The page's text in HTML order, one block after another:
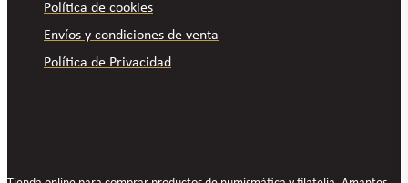
Política de cookies
Envíos y condiciones de venta
Política de Privacidad